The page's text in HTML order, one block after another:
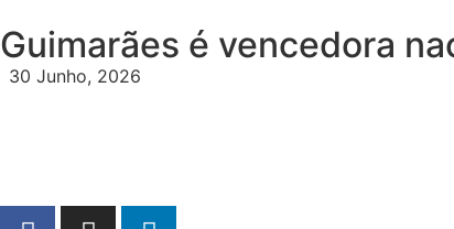
Guimarães é vencedora
30 Junho, 2026